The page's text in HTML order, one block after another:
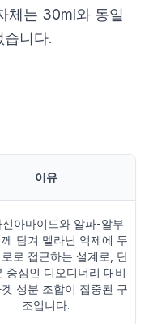
체는 30ml와 동일
니다.
이유
신아마이드와 알파-알부
담겨 멜라닌 억제에 두
로 접근하는 설계로, 단
중심인 디오디너리 대비
성분 조합이 집중된 구
조입니다.